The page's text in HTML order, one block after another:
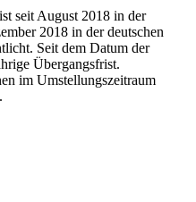
seit August 2018 in der
2018 in der deutschen
Seit dem Datum der
Übergangsfrist.
im Umstellungszeitraum